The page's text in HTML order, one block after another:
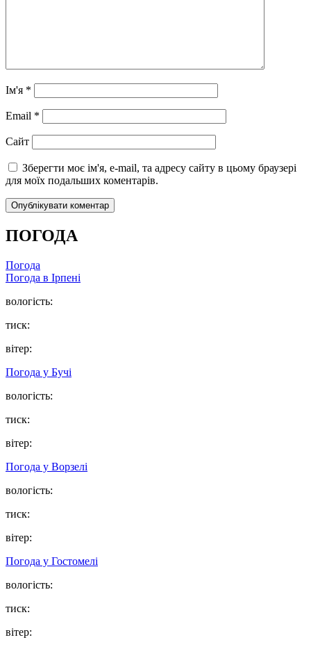
Ім'я *
Email *
Сайт
Зберегти моє ім'я, e-mail, та адресу сайту в цьому браузері
для моїх подальших коментарів.
ПОГОДА
Погода
Погода в Ірпені
вологість:
тиск:
вітер:
Погода у Бучі
вологість:
тиск:
вітер:
Погода у Ворзелі
вологість:
тиск:
вітер:
Погода у Гостомелі
вологість:
тиск:
вітер: